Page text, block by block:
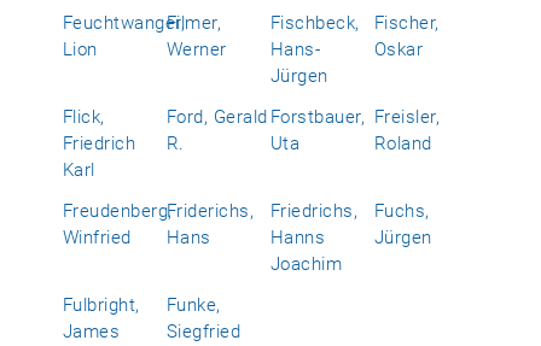
Feuchtwanger,
Lion
Filmer,
Werner
Fischbeck,
Hans-
Jürgen
Fischer,
Oskar
Flick,
Friedrich
Karl
Ford, Gerald
R.
Forstbauer,
Uta
Freisler,
Roland
Freudenberg,
Winfried
Friderichs,
Hans
Friedrichs,
Hanns
Joachim
Fuchs,
Jürgen
Fulbright,
James
Funke,
Siegfried